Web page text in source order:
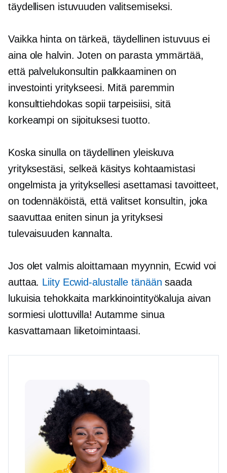
täydellisen istuvuuden valitsemiseksi.
Vaikka hinta on tärkeä, täydellinen istuvuus ei
aina ole halvin. Joten on parasta ymmärtää,
että palvelukonsultin palkkaaminen on
investointi yritykseesi. Mitä paremmin
konsulttiehdokas sopii tarpeisiisi, sitä
korkeampi on sijoituksesi tuotto.
Koska sinulla on täydellinen yleiskuva
yrityksestäsi, selkeä käsitys kohtaamistasi
ongelmista ja yrityksellesi asettamasi tavoitteet,
on todennäköistä, että valitset konsultin, joka
saavuttaa eniten sinun ja yrityksesi
tulevaisuuden kannalta.
Jos olet valmis aloittamaan myynnin, Ecwid voi
auttaa. Liity Ecwid-alustalle tänään saada
lukuisia tehokkaita markkinointityökaluja aivan
sormiesi ulottuvilla! Autamme sinua
kasvattamaan liiketoimintaasi.